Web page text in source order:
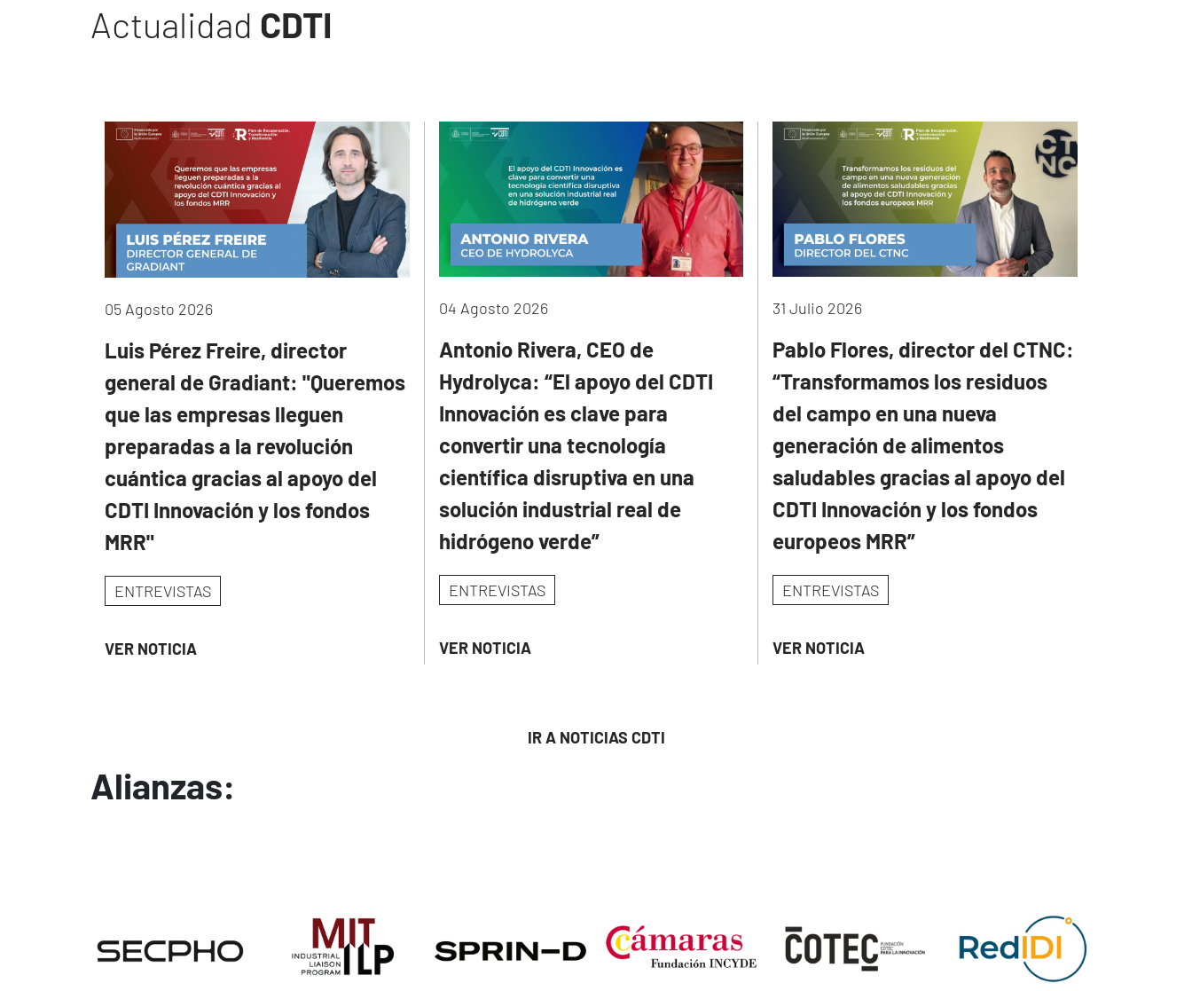
Actualidad CDTI
05 Agosto 2026
Luis Pérez Freire, director
general de Gradiant: "Queremos
que las empresas lleguen
preparadas a la revolución
cuántica gracias al apoyo del
CDTI Innovación y los fondos
MRR"
ENTREVISTAS
VER NOTICIA
04 Agosto 2026
Antonio Rivera, CEO de
Hydrolyca: “El apoyo del CDTI
Innovación es clave para
convertir una tecnología
científica disruptiva en una
solución industrial real de
hidrógeno verde”
ENTREVISTAS
VER NOTICIA
31 Julio 2026
Pablo Flores, director del CTNC:
“Transformamos los residuos
del campo en una nueva
generación de alimentos
saludables gracias al apoyo del
CDTI Innovación y los fondos
europeos MRR”
ENTREVISTAS
VER NOTICIA
IR A NOTICIAS CDTI
Alianzas: